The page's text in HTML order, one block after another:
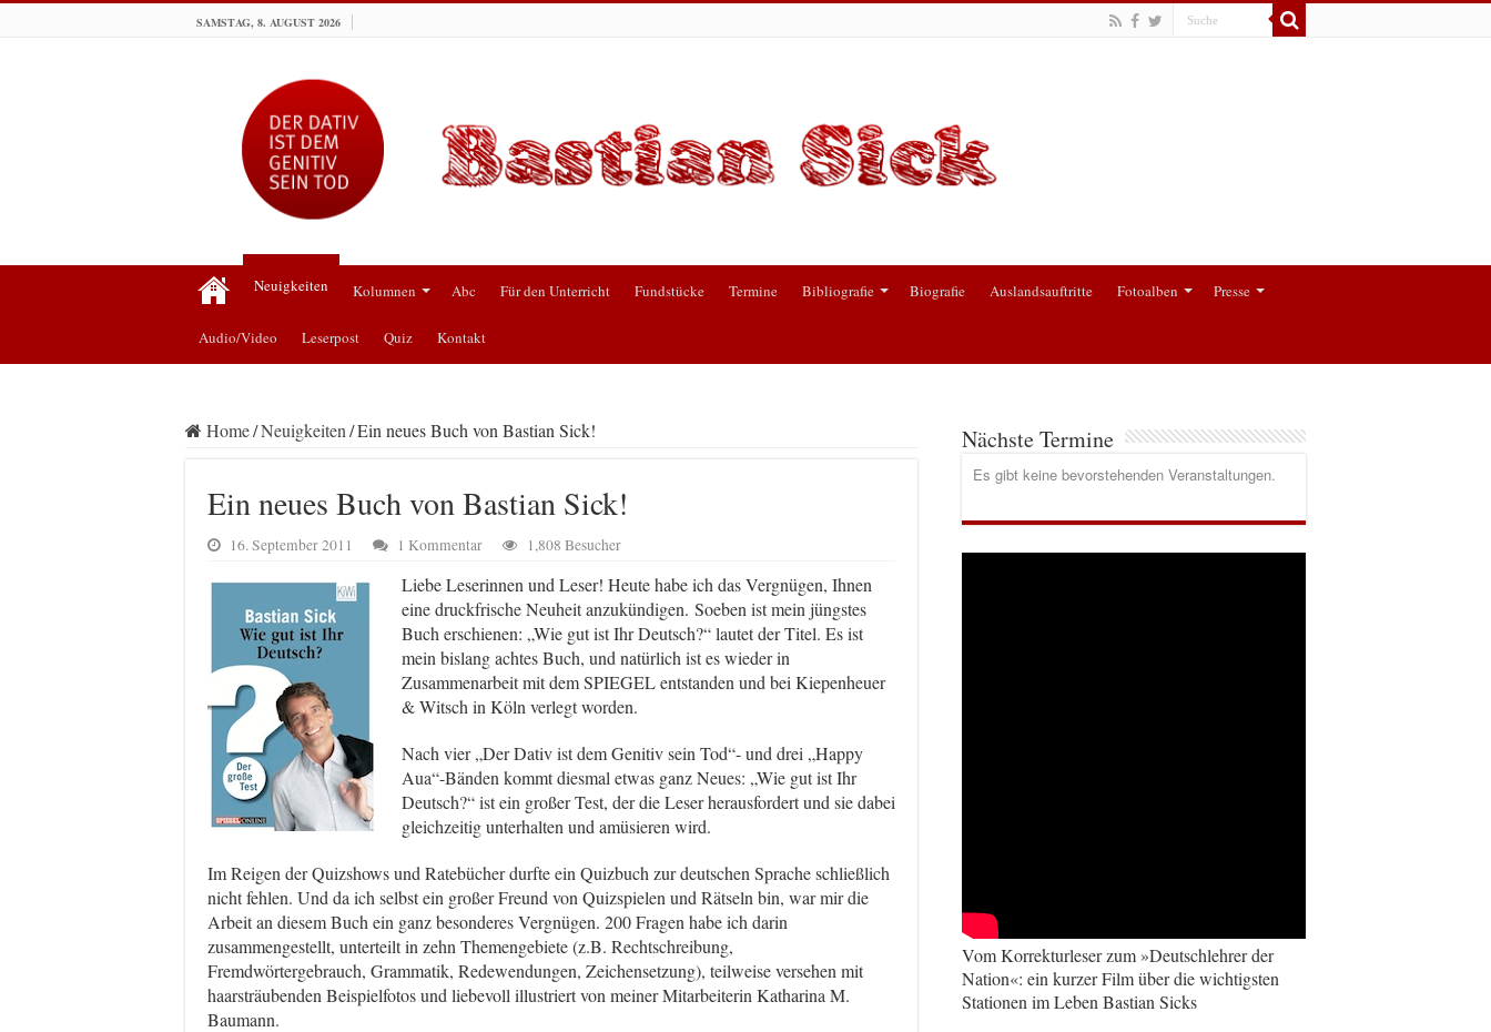
SAMSTAG, 8. AUGUST 2026
Neuigkeiten Kolumnen Abc Für den Unterricht Fundstücke Termine Bibliografie Biografie Auslandsauftritte Fotoalben Presse
Audio/Video Leserpost Quiz Kontakt
Home/Neuigkeiten/Ein neues Buch von Bastian Sick!
Ein neues Buch von Bastian Sick!
16. September 2011 1 Kommentar 1,808 Besucher
Liebe Leserinnen und Leser! Heute habe ich das Vergnügen, Ihnen
eine druckfrische Neuheit anzukündigen. Soeben ist mein jüngstes
Buch erschienen: „Wie gut ist Ihr Deutsch?“ lautet der Titel. Es ist
mein bislang achtes Buch, und natürlich ist es wieder in
Zusammenarbeit mit dem SPIEGEL entstanden und bei Kiepenheuer
& Witsch in Köln verlegt worden.
Nach vier „Der Dativ ist dem Genitiv sein Tod“- und drei „Happy
Aua“-Bänden kommt diesmal etwas ganz Neues: „Wie gut ist Ihr
Deutsch?“ ist ein großer Test, der die Leser herausfordert und sie dabei
gleichzeitig unterhalten und amüsieren wird.
Im Reigen der Quizshows und Ratebücher durfte ein Quizbuch zur deutschen Sprache schließlich
nicht fehlen. Und da ich selbst ein großer Freund von Quizspielen und Rätseln bin, war mir die
Arbeit an diesem Buch ein ganz besonderes Vergnügen. 200 Fragen habe ich darin
zusammengestellt, unterteilt in zehn Themengebiete (z.B. Rechtschreibung,
Fremdwörtergebrauch, Grammatik, Redewendungen, Zeichensetzung), teilweise versehen mit
haarsträubenden Beispielfotos und liebevoll illustriert von meiner Mitarbeiterin Katharina M.
Baumann.
Nächste Termine
Es gibt keine bevorstehenden Veranstaltungen.
Vom Korrekturleser zum »Deutschlehrer der
Nation«: ein kurzer Film über die wichtigsten
Stationen im Leben Bastian Sicks